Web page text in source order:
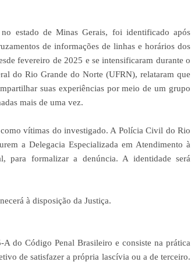
estado de Minas Gerais, foi identificado após
de informações de linhas e horários dos
fevereiro de 2025 e se intensificaram durante o
do Rio Grande do Norte (UFRN), relataram que
suas experiências por meio de um grupo
mais de uma vez.
vítimas do investigado. A Polícia Civil do Rio
a Delegacia Especializada em Atendimento à
para formalizar a denúncia. A identidade será
à disposição da Justiça.
do Código Penal Brasileiro e consiste na prática
de satisfazer a própria lascívia ou a de terceiro.